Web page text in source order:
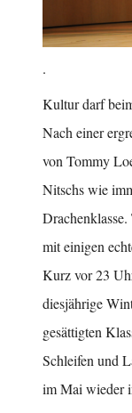
.
Kultur darf
Nach einer
von Tommy
Nitschs wie
mit einigen
Kurz vor 23
diesjährige
gesättigten
Schleifen und
im Mai wieder